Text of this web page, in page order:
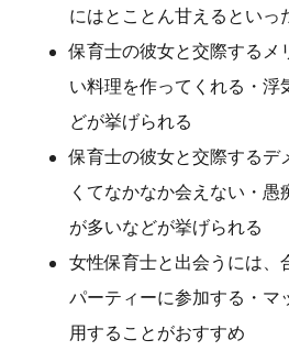
にはとことん甘えるといっ
保育士の彼女と交際するメ
い料理を作ってくれる・浮
どが挙げられる
保育士の彼女と交際するデ
くてなかなか会えない・愚
が多いなどが挙げられる
女性保育士と出会うには、
パーティーに参加する・マ
用することがおすすめ